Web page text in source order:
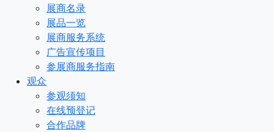
展商名录
展品一览
展商服务系统
广告宣传项目
参展商服务指南
观众
参观须知
在线预登记
合作品牌